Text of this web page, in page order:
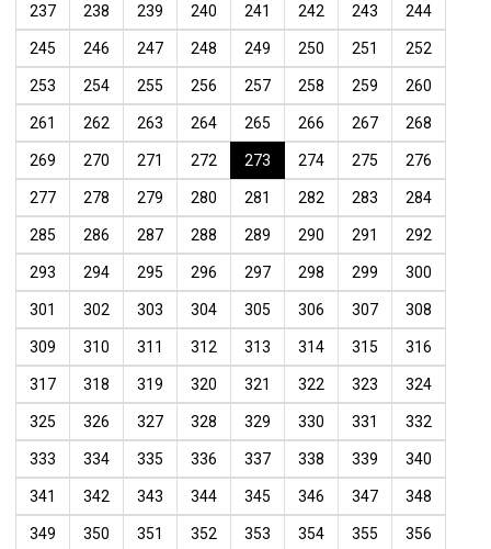
237 238 239 240 241 242 243 244
245 246 247 248 249 250 251 252
253 254 255 256 257 258 259 260
261 262 263 264 265 266 267 268
269 270 271 272 273 274 275 276
277 278 279 280 281 282 283 284
285 286 287 288 289 290 291 292
293 294 295 296 297 298 299 300
301 302 303 304 305 306 307 308
309 310 311 312 313 314 315 316
317 318 319 320 321 322 323 324
325 326 327 328 329 330 331 332
333 334 335 336 337 338 339 340
341 342 343 344 345 346 347 348
349 350 351 352 353 354 355 356